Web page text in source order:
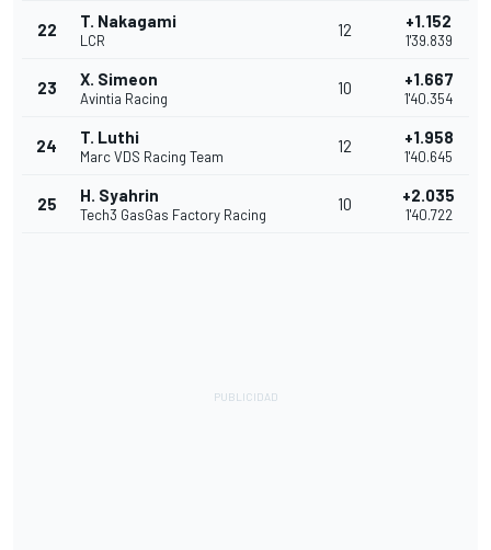
22 T. Nakagami
LCR
12 +1.152
1'39.839
23 X. Simeon
Avintia Racing
10 +1.667
1'40.354
24 T. Luthi
Marc VDS Racing Team
12 +1.958
1'40.645
25 H. Syahrin
Tech3 GasGas Factory Racing
10 +2.035
1'40.722